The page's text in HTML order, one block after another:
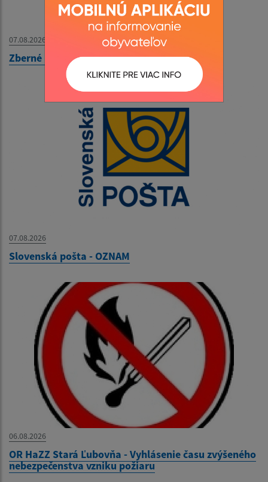
07.08.2026
Zberné miesto - OZNAM
07.08.2026
Slovenská pošta - OZNAM
06.08.2026
OR HaZZ Stará Ľubovňa - Vyhlásenie času zvýšeného
nebezpečenstva vzniku požiaru